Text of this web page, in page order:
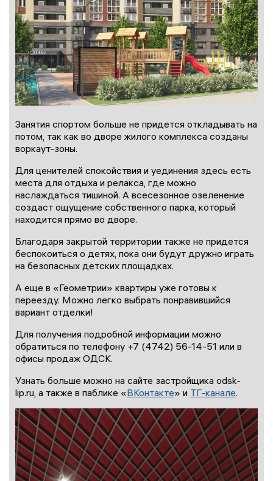
Занятия спортом больше не придется откладывать на
потом, так как во дворе жилого комплекса созданы
воркаут-зоны.
Для ценителей спокойствия и уединения здесь есть
места для отдыха и релакса, где можно
наслаждаться тишиной. А всесезонное озеленение
создаст ощущение собственного парка, который
находится прямо во дворе.
Благодаря закрытой территории также не придется
беспокоиться о детях, пока они будут дружно играть
на безопасных детских площадках.
А еще в «Геометрии» квартиры уже готовы к
переезду. Можно легко выбрать понравившийся
вариант отделки!
Для получения подробной информации можно
обратиться по телефону +7 (4742) 56-14-51 или в
офисы продаж ОДСК.
Узнать больше можно на сайте застройщика odsk-
lip.ru, а также в паблике «ВКонтакте» и ТГ-канале.